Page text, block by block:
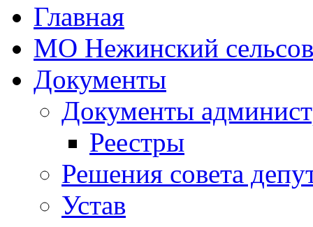
Главная
МО Нежинский
Документы
Документы
Реестры
Решения совета
Устав